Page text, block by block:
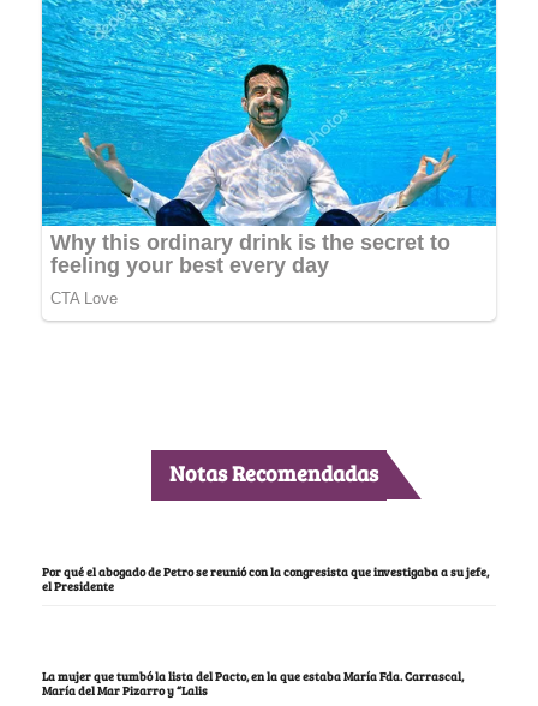
Notas Recomendadas
Por qué el abogado de Petro se reunió con la congresista que investigaba a su jefe,
el Presidente
La mujer que tumbó la lista del Pacto, en la que estaba María Fda. Carrascal,
María del Mar Pizarro y “Lalis